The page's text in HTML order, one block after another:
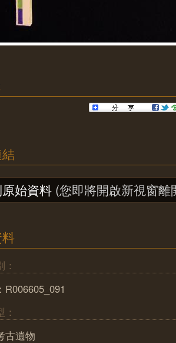
始資料 (您即將開啟新視窗離
R006605_091
古遺物